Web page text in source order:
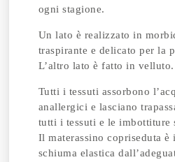
ogni stagione.
Un lato è realizzato in
traspirante e delicato per la
L’altro lato è fatto in velluto.
Tutti i tessuti assorbono
anallergici e lasciano
tutti i tessuti e le imbottiture
Il materassino copriseduta è
schiuma elastica